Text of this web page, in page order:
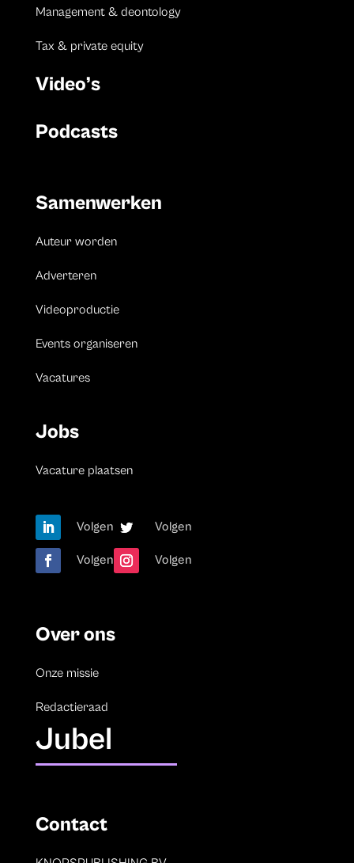
Management & deontology
Tax & private equity
Video’s
Podcasts
Samenwerken
Auteur worden
Adverteren
Videoproductie
Events organiseren
Vacatures
Jobs
Vacature plaatsen
Volgen Volgen
Volgen Volgen
Over ons
Onze missie
Redactieraad
Jubel
Contact